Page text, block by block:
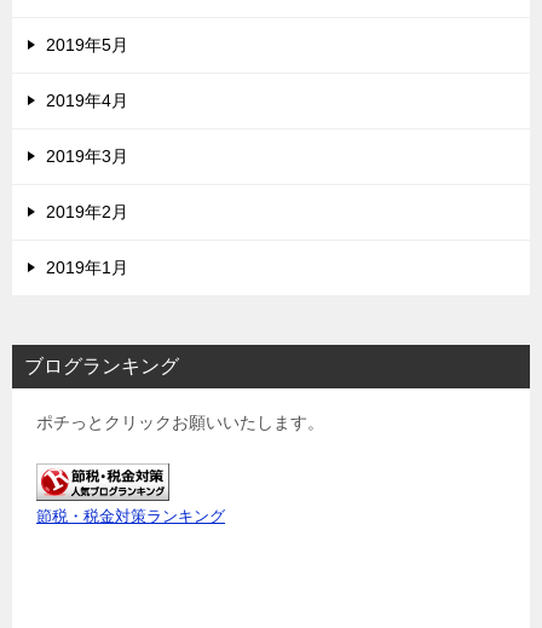
2019年5月
2019年4月
2019年3月
2019年2月
2019年1月
ブログランキング
ポチっとクリックお願いいたします。
節税・税金対策ランキング